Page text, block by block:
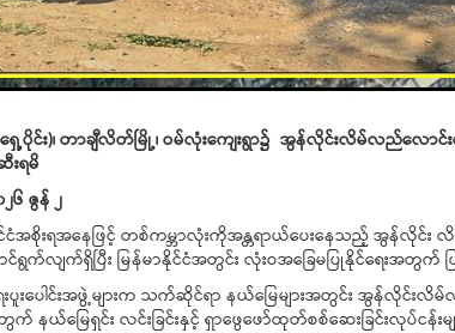
ပိုင်း)၊ တာချီလိတ်မြို့၊ ဝမ်လုံးကျေးရွာ၌ အွန်လိုင်းလိမ်လည်လောင်း
းရမိ
၆ ဇွန် ၂
ငံအစိုးရအနေဖြင့် တစ်ကမ္ဘာလုံးကိုအန္တရာယ်ပေးနေသည့် အွန်လိုင်း လိ
ရွက်လျက်ရှိပြီး မြန်မာနိုင်ငံအတွင်း လုံးဝအခြေမပြုနိုင်ရေးအတွက်
ပေါင်းအဖွဲ့များက သက်ဆိုင်ရာ နယ်မြေများအတွင်း အွန်လိုင်းလိ
တွက် နယ်မြေရှင်း လင်းခြင်းနှင့် ရှာဖွေဖော်ထုတ်စစ်ဆေးခြင်းလုပ်